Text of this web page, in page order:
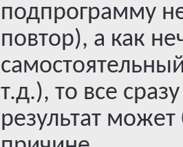
подпрограмму
повтор), а как
т.д.), то все
результат